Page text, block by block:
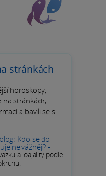
stránkách
horoskopy,
na stránkách,
a bavili se s
Kdo se do
nejvážněji? -
a loajality podle